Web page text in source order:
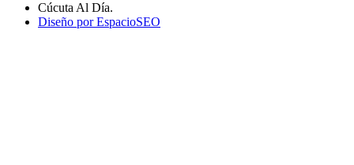
Cúcuta Al Día.
Diseño por EspacioSEO